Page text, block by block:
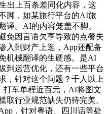
出上百条差同化内容，这
脚，如某旅行平台的AI旅
译。AI的内容笼盖不脚、
免因言语欠亨导致的点餐失
入到财产上逛，App还配备
机械翻译的生硬感。是AI
到运营优化，还有一些平台
，针对这个问题？千人以上
打车单程近百元，AI将图文
取行业规范缺失仍待完美。
，针对粤语、四川话等处